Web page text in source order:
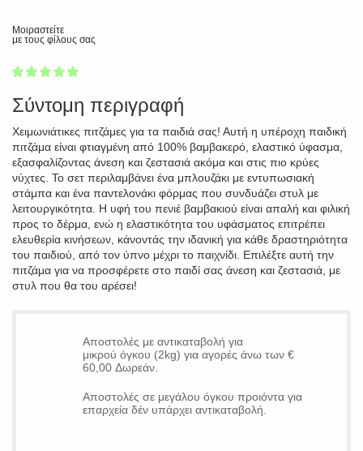
Μοιραστείτε
με τους φίλους σας
1
2
3
4
5
Σύντομη περιγραφή
Χειμωνιάτικες πιτζάμες για τα παιδιά σας! Αυτή η υπέροχη παιδική
πιτζάμα είναι φτιαγμένη από 100% βαμβακερό, ελαστικό ύφασμα,
εξασφαλίζοντας άνεση και ζεστασιά ακόμα και στις πιο κρύες
νύχτες. Το σετ περιλαμβάνει ένα μπλουζάκι με εντυπωσιακή
στάμπα και ένα παντελονάκι φόρμας που συνδυάζει στυλ με
λειτουργικότητα. Η υφή του πενιέ βαμβακιού είναι απαλή και φιλική
προς το δέρμα, ενώ η ελαστικότητα του υφάσματος επιτρέπει
ελευθερία κινήσεων, κάνοντάς την ιδανική για κάθε δραστηριότητα
του παιδιού, από τον ύπνο μέχρι το παιχνίδι. Επιλέξτε αυτή την
πιτζάμα για να προσφέρετε στο παιδί σας άνεση και ζεστασιά, με
στυλ που θα του αρέσει!
Αποστολές με αντικαταβολή για
μικρού όγκου (2kg) για αγορές άνω των €
60,00 Δωρεάν.
Αποστολές σε μεγάλου όγκου προιόντα για
επαρχεία δέν υπάρχει αντικαταβολή.